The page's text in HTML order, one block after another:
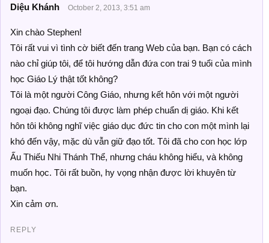
Diệu Khánh October 2, 2013, 3:51 am
Xin chào Stephen!
Tôi rất vui vì tình cờ biết đến trang Web của bạn. Bạn có cách
nào chỉ giúp tôi, để tôi hướng dẫn đứa con trai 9 tuổi của mình
học Giáo Lý thật tốt không?
Tôi là một người Công Giáo, nhưng kết hôn với một người
ngoại đạo. Chúng tôi được làm phép chuẩn dị giáo. Khi kết
hôn tôi không nghĩ việc giáo dục đức tin cho con một mình lại
khó đến vậy, mặc dù vẫn giữ đạo tốt. Tôi đã cho con học lớp
Ấu Thiếu Nhi Thánh Thể, nhưng cháu không hiểu, và không
muốn học. Tôi rất buồn, hy vọng nhận được lời khuyên từ
bạn.
Xin cảm ơn.
REPLY